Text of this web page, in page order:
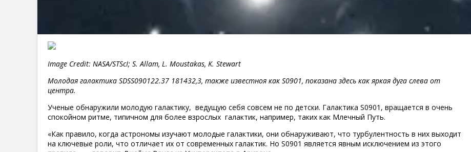
news20140430154413
Image Credit: NASA/STScI; S. Allam, L. Moustakas, K. Stewart
Молодая галактика SDSS090122.37 181432,3, также известноя как S0901, показана здесь как яркая дуга слева от
центра.
Ученые обнаружили молодую галактику, ведущую себя совсем не по детски. Галактика S0901, вращается в очень
спокойном ритме, типичном для более взрослых галактик, например, таких как Млечный Путь.
«Как правило, когда астрономы изучают молодые галактики, они обнаруживают, что турбулентность в них выходит
на ключевые роли, что отличает их от современных галактик. Но S0901 является явным исключением из этого